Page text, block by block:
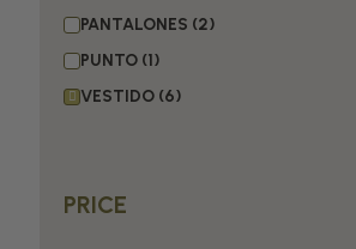
PANTALONES
PUNTO
VESTIDO
PRICE